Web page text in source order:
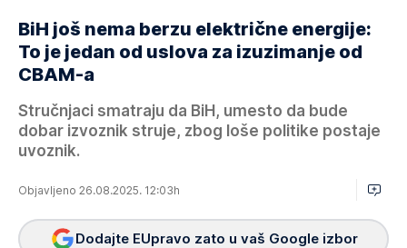
BiH još nema berzu električne energije:
To je jedan od uslova za izuzimanje od
CBAM-a
Stručnjaci smatraju da BiH, umesto da bude
dobar izvoznik struje, zbog loše politike postaje
uvoznik.
Objavljeno 26.08.2025. 12:03h
Dodajte EUpravo zato u vaš Google izbor